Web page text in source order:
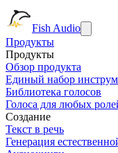
Fish Audio
Продукты
Продукты
Обзор продукта
Единый набор
Библиотека голосов
Голоса для любых
Создание
Текст в речь
Генерация